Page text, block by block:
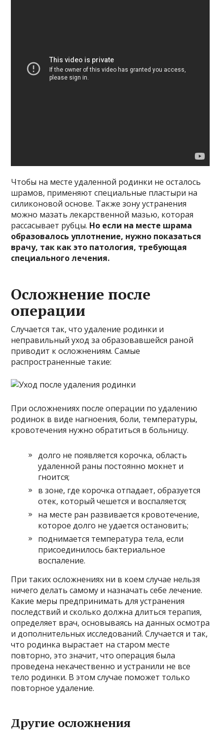
Чтобы на месте удаленной родинки не осталось
шрамов, применяют специальные пластыри на
силиконовой основе. Также зону устранения
можно мазать лекарственной мазью, которая
рассасывает рубцы. Но если на месте шрама
образовалось уплотнение, нужно показаться
врачу, так как это патология, требующая
специального лечения.
Осложнение после
операции
Случается так, что удаление родинки и
неправильный уход за образовавшейся раной
приводит к осложнениям. Самые
распространенные такие:
При осложнениях после операции по удалению
родинок в виде нагноения, боли, температуры,
кровотечения нужно обратиться в больницу.
долго не появляется корочка, область
удаленной раны постоянно мокнет и
гноится;
в зоне, где корочка отпадает, образуется
отек, который чешется и воспаляется;
на месте ран развивается кровотечение,
которое долго не удается остановить;
поднимается температура тела, если
присоединилось бактериальное
воспаление.
При таких осложнениях ни в коем случае нельзя
ничего делать самому и назначать себе лечение.
Какие меры предпринимать для устранения
последствий и сколько должна длиться терапия,
определяет врач, основываясь на данных осмотра
и дополнительных исследований. Случается и так,
что родинка вырастает на старом месте
повторно, это значит, что операция была
проведена некачественно и устранили не все
тело родинки. В этом случае поможет только
повторное удаление.
Другие осложнения